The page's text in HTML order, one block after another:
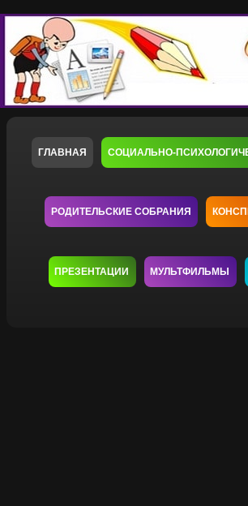
ГЛАВНАЯ СОЦИАЛЬНО-
РОДИТЕЛЬСКИЕ СОБРАНИЯ
ПРЕЗЕНТАЦИИ МУЛЬТФИЛЬМЫ